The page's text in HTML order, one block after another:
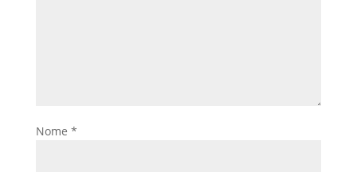
Nome *